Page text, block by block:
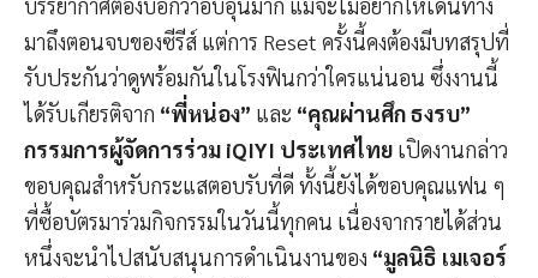
บรรยากาศต้องบอกว่าอบอุ่นมาก แม้จะไม่อยากให้เดินทาง
มาถึงตอนจบของซีรีส์ แต่การ Reset ครั้งนี้คงต้องมีบทสรุปที่
รับประกันว่าดูพร้อมกันในโรงฟินกว่าใครแน่นอน ซึ่งงานนี้
ได้รับเกียรติจาก “พี่หน่อง” และ “คุณผ่านศึก ธงรบ”
กรรมการผู้จัดการร่วม iQIYI ประเทศไทย เปิดงานกล่าว
ขอบคุณสำหรับกระแสตอบรับที่ดี ทั้งนี้ยังได้ขอบคุณแฟน ๆ
ที่ซื้อบัตรมาร่วมกิจกรรมในวันนี้ทุกคน เนื่องจากรายได้ส่วน
หนึ่งจะนำไปสนับสนุนการดำเนินงานของ “มูลนิธิ เมเจอร์